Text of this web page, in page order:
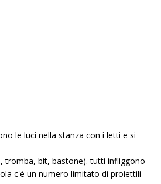
le luci nella stanza con i letti e si
tromba, bit, bastone). tutti infliggono
c'è un numero limitato di proiettili